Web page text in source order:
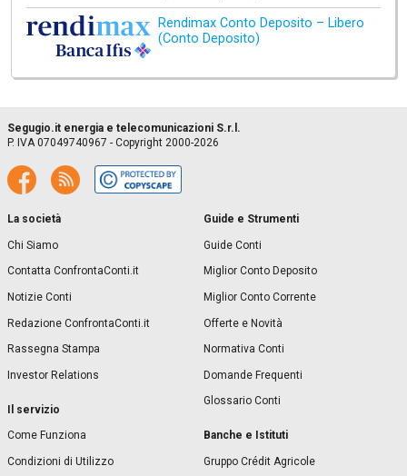
Rendimax Conto Deposito – Libero
(Conto Deposito)
La società
Chi Siamo
Contatta ConfrontaConti.it
Notizie Conti
Redazione ConfrontaConti.it
Rassegna Stampa
Investor Relations
Il servizio
Come Funziona
Condizioni di Utilizzo
Guide e Strumenti
Guide Conti
Miglior Conto Deposito
Miglior Conto Corrente
Offerte e Novità
Normativa Conti
Domande Frequenti
Glossario Conti
Banche e Istituti
Gruppo Crédit Agricole
Segugio.it energia e telecomunicazioni S.r.l.
P. IVA 07049740967 - Copyright 2000-2026